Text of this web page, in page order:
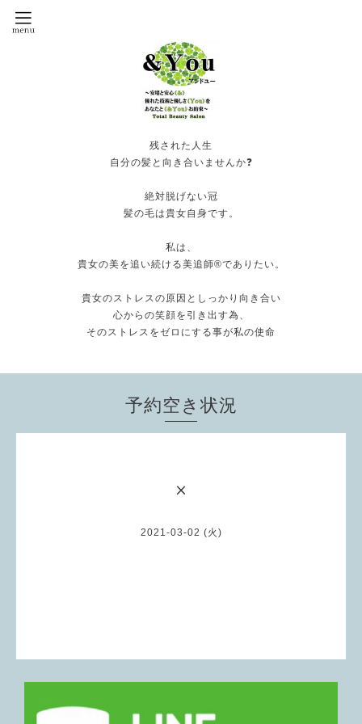
残された人生
自分の髪と向き合いませんか❓
絶対脱げない冠
髪の毛は貴女自身です。
私は、
貴女の美を追い続ける美追師®️でありたい。
貴女のストレスの原因としっかり向き合い
心からの笑顔を引き出す為、
そのストレスをゼロにする事が私の使命
予約空き状況
×
2021-03-02 (火)